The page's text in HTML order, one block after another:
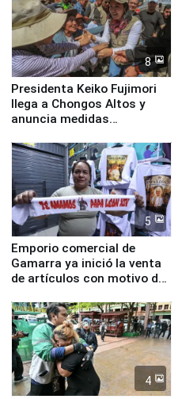
8
Presidenta Keiko Fujimori
llega a Chongos Altos y
anuncia medidas
educación, salud y empleo
5
Emporio comercial de
Gamarra ya inició la venta
de artículos con motivo de
4